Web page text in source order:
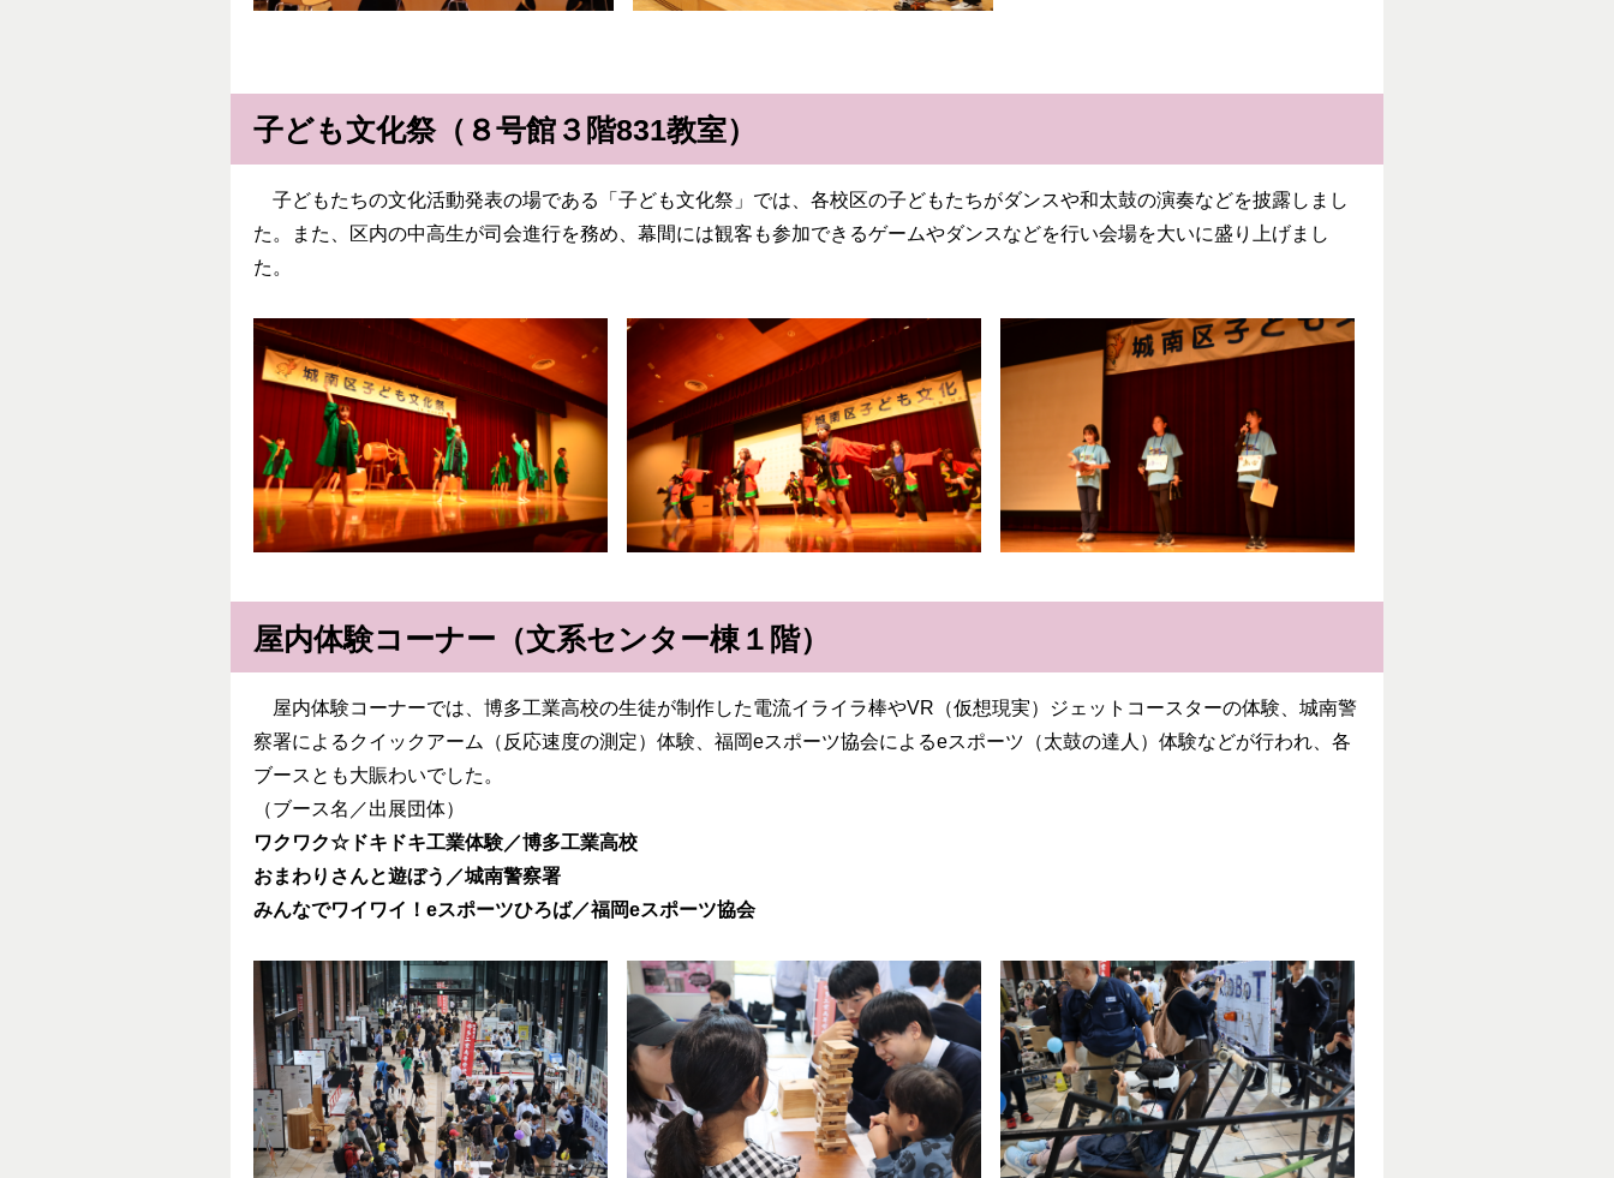
子ども文化祭（８号館３階831教室）
子どもたちの文化活動発表の場である「子ども文化祭」では、各校区の子どもたちがダンスや和太鼓の演奏などを披露しまし
た。また、区内の中高生が司会進行を務め、幕間には観客も参加できるゲームやダンスなどを行い会場を大いに盛り上げまし
た。
屋内体験コーナー（文系センター棟１階）
屋内体験コーナーでは、博多工業高校の生徒が制作した電流イライラ棒やVR（仮想現実）ジェットコースターの体験、城南警
察署によるクイックアーム（反応速度の測定）体験、福岡eスポーツ協会によるeスポーツ（太鼓の達人）体験などが行われ、各
ブースとも大賑わいでした。
（ブース名／出展団体）
ワクワク☆ドキドキ工業体験／博多工業高校
おまわりさんと遊ぼう／城南警察署
みんなでワイワイ！eスポーツひろば／福岡eスポーツ協会